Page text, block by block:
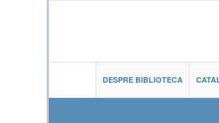
DESPRE BIBLIOTECA